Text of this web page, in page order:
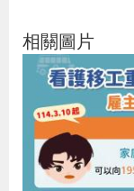
府
資
料
相關圖片